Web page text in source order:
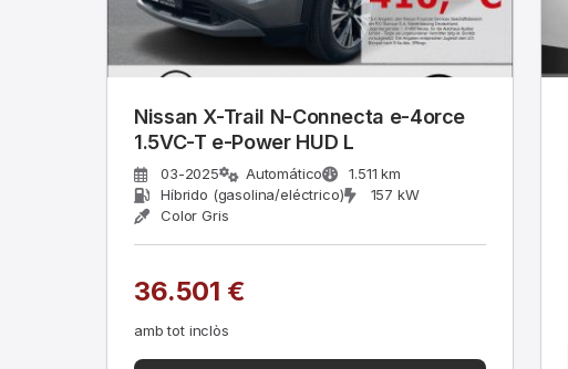
Nissan X-Trail N-Connecta e-4orce
1.5VC-T e-Power HUD L
03-2025 Automático
1.511 km
Híbrido (gasolina/eléctrico)
157 kW
Color Gris
36.501 €
amb tot inclòs